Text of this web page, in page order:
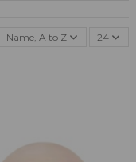
Name, A to Z 24